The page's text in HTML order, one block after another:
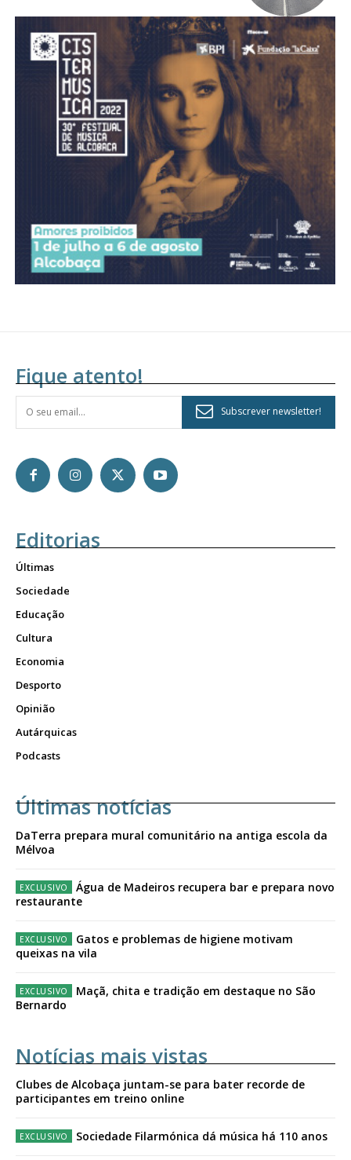
12 meses
Acesso ao conteúdo online
Acesso aos conteúdos Exclusivos para
assinantes
Ofertas para assinatura anual
Escolha o plano
Fique atento!
Subscrever newsletter!
Editorias
Últimas
Sociedade
Educação
Cultura
Economia
Desporto
Opinião
Autárquicas
Podcasts
Últimas notícias
DaTerra prepara mural comunitário na antiga escola da
Mélvoa
Água de Madeiros recupera bar e prepara novo
restaurante
Gatos e problemas de higiene motivam
queixas na vila
Maçã, chita e tradição em destaque no São
Bernardo
Notícias mais vistas
Clubes de Alcobaça juntam-se para bater recorde de
participantes em treino online
Sociedade Filarmónica dá música há 110 anos